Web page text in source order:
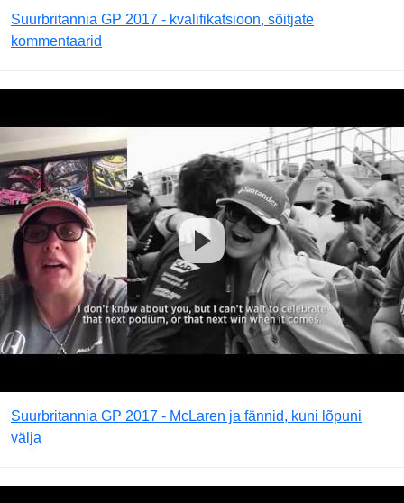
Suurbritannia GP 2017 - kvalifikatsioon, sõitjate
kommentaarid
Suurbritannia GP 2017 - McLaren ja fännid, kuni lõpuni
välja